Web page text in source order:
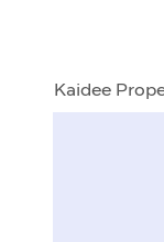
Kaidee